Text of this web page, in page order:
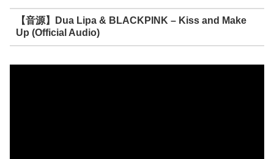
【音源】Dua Lipa & BLACKPINK – Kiss and Make
Up (Official Audio)